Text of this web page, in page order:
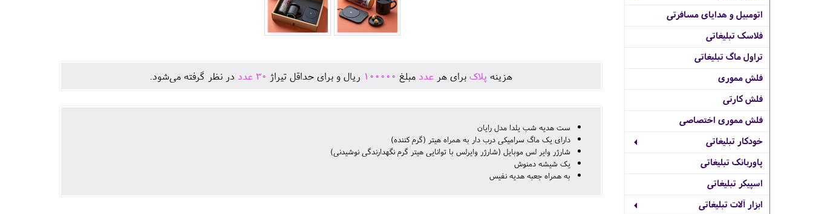
اتومبیل و هدایای مسافرتی
فلاسک تبلیغاتی
تراول ماگ تبلیغاتی
فلش مموری
فلش کارتی
فلش مموری اختصاصی
خودکار تبلیغاتی
پاوربانک تبلیغاتی
اسپیکر تبلیغاتی
ابزار آلات تبلیغاتی
هزينه پلاک برای هر عدد مبلغ 100000 ريال و برای حداقل تيراژ 30 عدد در نظر گرفته می‌شود.
ست هدیه شب یلدا مدل رایان
دارای یک ماگ سرامیکی درب دار به همراه هیتر (گرم کننده)
شارژر وایر لس موبایل (شارژر وایرلس با توانایی هیتر گرم نگهدارندگی نوشیدنی)
یک شیشه دمنوش
به همراه جعبه هدیه نفیس